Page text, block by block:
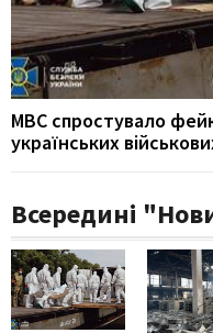
МВС спростувало
українських
Всередині